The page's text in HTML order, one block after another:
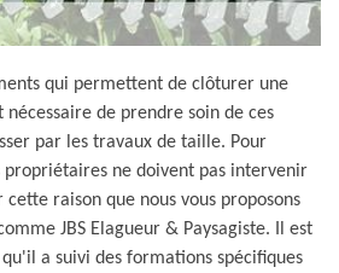
qui permettent de clôturer une
de prendre soin de ces
par les travaux de taille. Pour
ne doivent pas intervenir
raison que nous vous proposons
JBS Elagueur & Paysagiste. Il est
a suivi des formations spécifiques